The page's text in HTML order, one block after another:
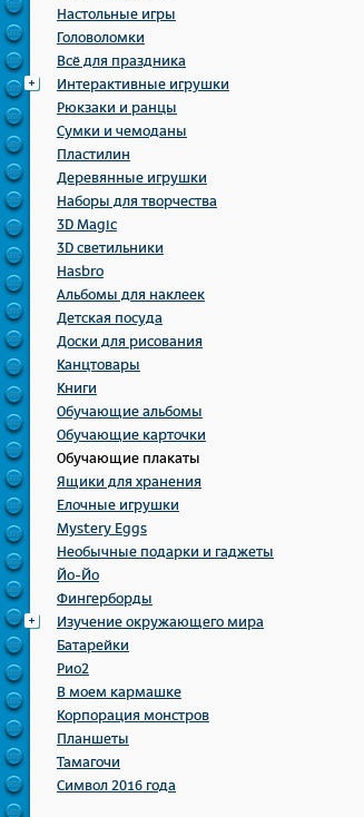
Настольные игры
Головоломки
Всё для праздника
Интерактивные игрушки
Рюкзаки и ранцы
Сумки и чемоданы
Пластилин
Деревянные игрушки
Наборы для творчества
3D Magic
3D светильники
Hasbro
Альбомы для наклеек
Детская посуда
Доски для рисования
Канцтовары
Книги
Обучающие альбомы
Обучающие карточки
Обучающие плакаты
Ящики для хранения
Елочные игрушки
Mystery Eggs
Необычные подарки и гаджеты
Йо-Йо
Фингерборды
Изучение окружающего мира
Батарейки
Рио2
В моем кармашке
Корпорация монстров
Планшеты
Тамагочи
Символ 2016 года